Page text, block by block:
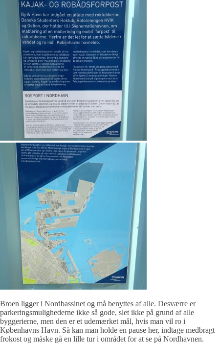
Broen ligger i Nordbassinet og må benyttes af alle. Desværre er
parkeringsmulighederne ikke så gode, slet ikke på grund af alle
byggerierne, men den er et udemærket mål, hvis man vil ro i
Københavns Havn. Så kan man holde en pause her, indtage medbragt
frokost og måske gå en lille tur i området for at se på Nordhavnen.